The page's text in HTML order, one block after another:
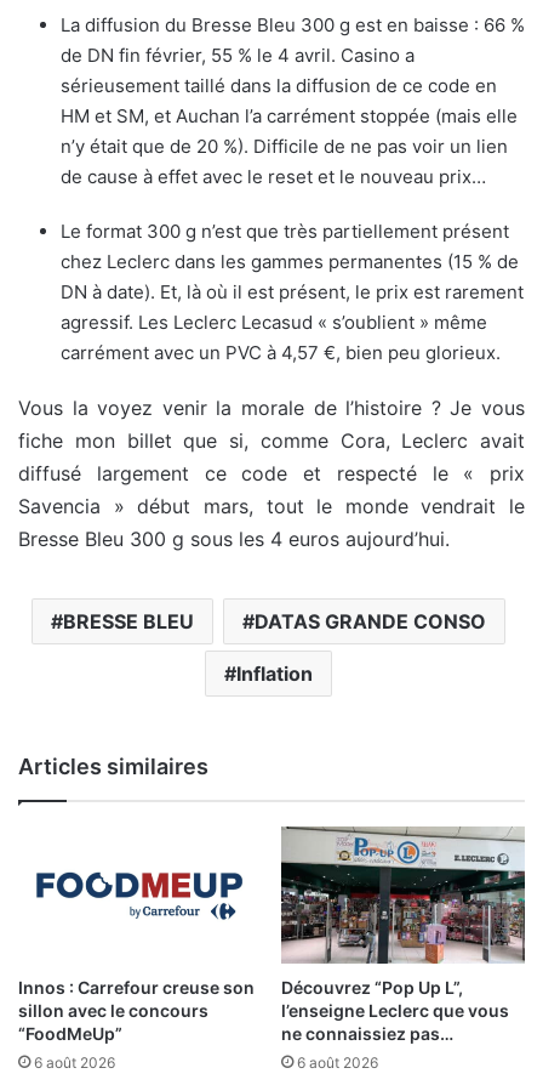
La diffusion du Bresse Bleu 300 g est en baisse : 66 %
de DN fin février, 55 % le 4 avril. Casino a
sérieusement taillé dans la diffusion de ce code en
HM et SM, et Auchan l’a carrément stoppée (mais elle
n’y était que de 20 %). Difficile de ne pas voir un lien
de cause à effet avec le reset et le nouveau prix…
Le format 300 g n’est que très partiellement présent
chez Leclerc dans les gammes permanentes (15 % de
DN à date). Et, là où il est présent, le prix est rarement
agressif. Les Leclerc Lecasud « s’oublient » même
carrément avec un PVC à 4,57 €, bien peu glorieux.
Vous la voyez venir la morale de l’histoire ? Je vous
fiche mon billet que si, comme Cora, Leclerc avait
diffusé largement ce code et respecté le « prix
Savencia » début mars, tout le monde vendrait le
Bresse Bleu 300 g sous les 4 euros aujourd’hui.
BRESSE BLEU DATAS GRANDE CONSO
Inflation
Articles similaires
Innos : Carrefour creuse son
sillon avec le concours
“FoodMeUp”
6 août 2026
Découvrez “Pop Up L”,
l’enseigne Leclerc que vous
ne connaissiez pas…
6 août 2026